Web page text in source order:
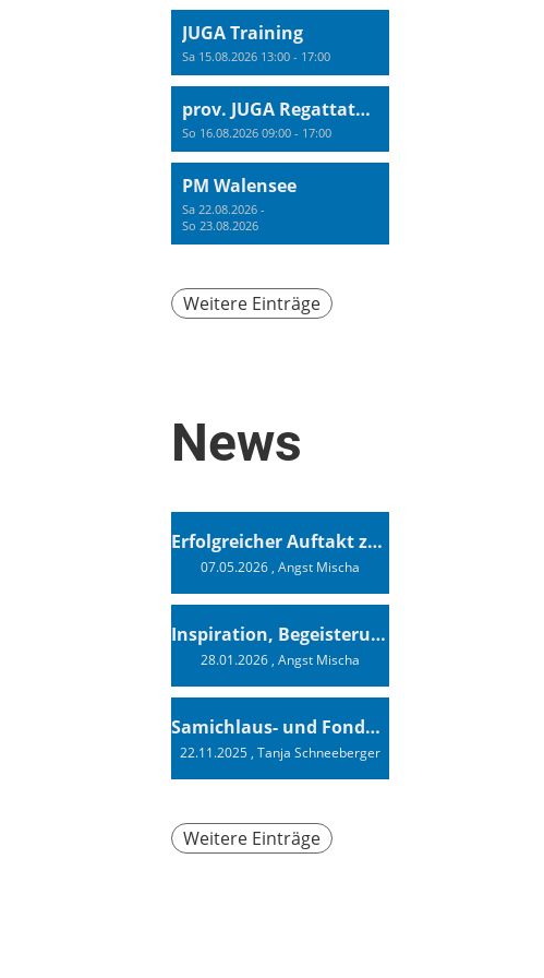
JUGA Training
Sa 15.08.2026 13:00 - 17:00
prov. JUGA Regattatraining
So 16.08.2026 09:00 - 17:00
PM Walensee
Sa 22.08.2026 -
So 23.08.2026
Weitere Einträge
News
Erfolgreicher Auftakt zur Swiss Sailing Challenge League 2026
07.05.2026, Angst Mischa
Inspiration, Begeisterung - Ein Vortrag von Vendée-Globe-Finisher Oliver Heer
28.01.2026, Angst Mischa
Samichlaus- und Fonduabend
22.11.2025, Tanja Schneeberger
Weitere Einträge